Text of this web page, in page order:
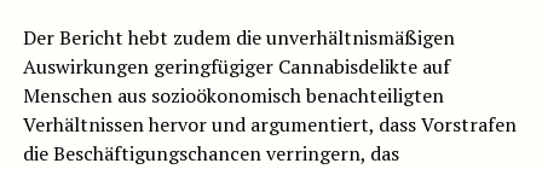
Der Bericht hebt zudem die unverhältnismäßigen
Auswirkungen geringfügiger Cannabisdelikte auf
Menschen aus sozioökonomisch benachteiligten
Verhältnissen hervor und argumentiert, dass Vorstrafen
die Beschäftigungschancen verringern, das